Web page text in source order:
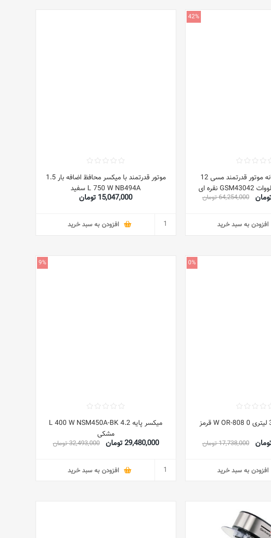
42%
ماشین آشپزخانه موتور قدرتمند مسی 12
64,254,000 تومان
افزودن به سبد خرید
موتور قدرتمند با میکسر محافظ اضافه بار 1.5
L 750 W NB494A سفید
15,047,000 تومان
افزودن به سبد خرید
0%
17,738,000 تومان
افزودن به سبد خرید
9%
میکسر پایه 4.2 L 400 W NSM450A-BK
مشکی
29,480,000 تومان 32,493,000 تومان
افزودن به سبد خرید